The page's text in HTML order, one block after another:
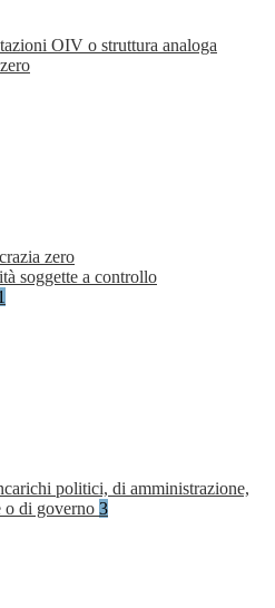
OIV o struttura analoga
zero
soggette a controllo
politici, di amministrazione,
o di governo 3